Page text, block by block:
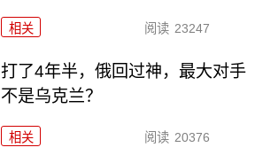
相关 阅读 23247
打了4年半，俄回过神，最大对手
不是乌克兰？
相关 阅读 20376